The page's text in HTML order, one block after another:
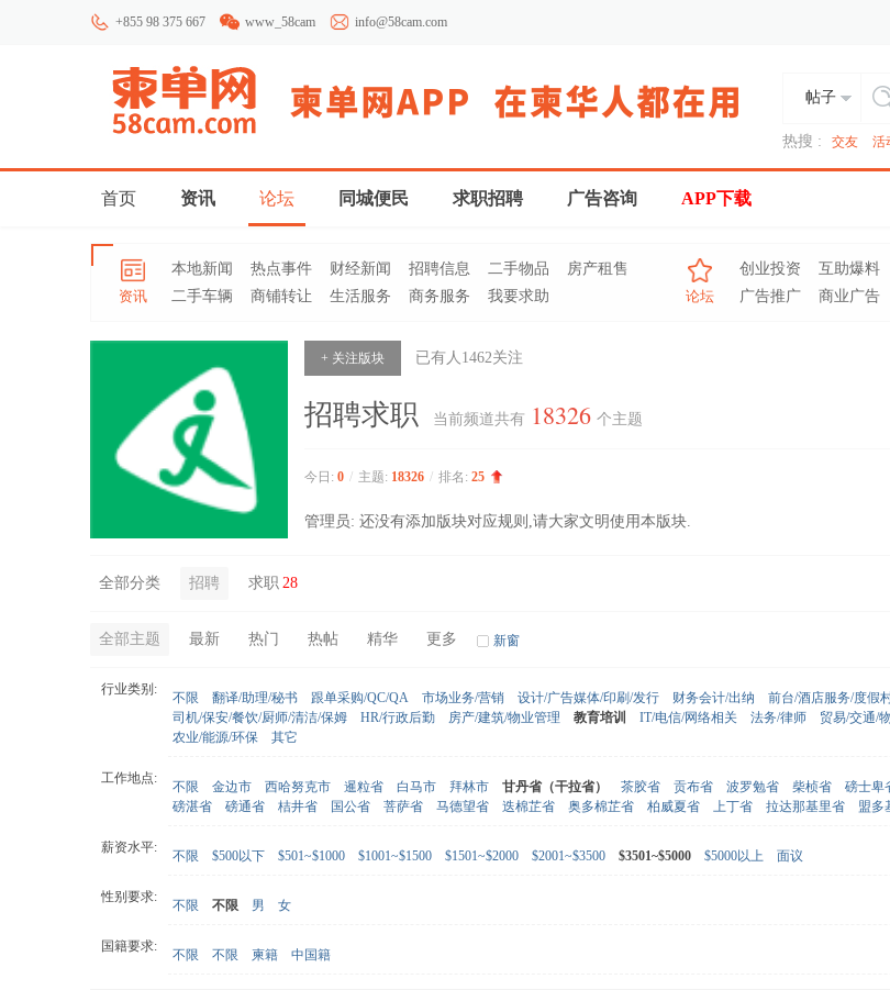
+855 98 375 667 www_58cam info@58cam.com
帖子
热搜 : 交友 活
首页 资讯 论坛 同城便民 求职招聘 广告咨询 APP下载
资讯
本地新闻 热点事件 财经新闻 招聘信息 二手物品
房产租售
二手车辆
商铺转让 生活服务 商务服务 我要求助 论坛
创业投资 互助爆料
广告推广
商业广告
+ 关注版块 已有人 1462关注
招聘求职 当前频道共有 18326 个主题
今日: 0 / 主题: 18326 / 排名: 25
管理员: 还没有添加版块对应规则,请大家文明使用本版块.
全部分类 招聘 求职 28
全部主题 最新 热门 热帖 精华 更多 新窗
行业类别:
不限 翻译/助理/秘书 跟单采购/QC/QA 市场业务/营销 设计/广告媒体/印刷/发行 财务会计/出纳
前台/酒店服务/度假
司机/保安/餐饮/厨师/清洁/保姆
HR/行政后勤 房产/建筑/物业管理 教育培训 IT/电信/网络相关 法务/律师 贸易/交通/
农业/能源/环保
其它
工作地点:
不限 金边市 西哈努克市 暹粒省 白马市 拜林市 甘丹省（干拉省） 茶胶省 贡布省 波罗勉省 柴桢省 磅士卑
磅湛省
磅通省 桔井省 国公省 菩萨省 马德望省 迭棉芷省 奥多棉芷省 柏威夏省 上丁省 拉达那基里省 盟多
薪资水平:
不限 $500以下 $501~$1000 $1001~$1500 $1501~$2000 $2001~$3500 $3501~$5000 $5000以上 面议
性别要求:
不限 不限 男 女
国籍要求:
不限 不限 柬籍 中国籍